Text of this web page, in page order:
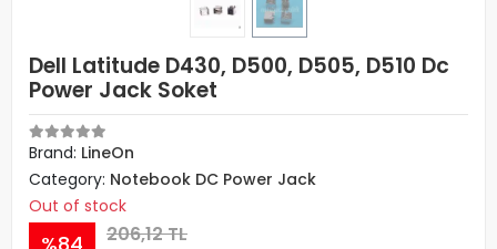
Dell Latitude D430, D500, D505, D510 Dc
Power Jack Soket
Brand: LineOn
Category: Notebook DC Power Jack
Out of stock
%84 206,12 TL